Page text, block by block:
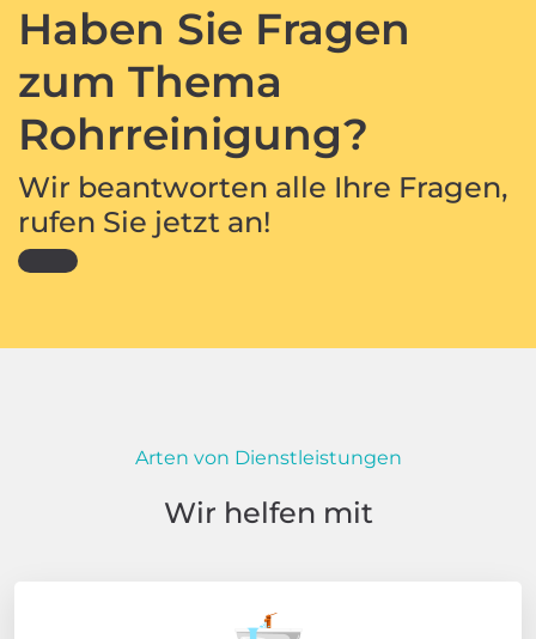
Haben Sie Fragen
zum Thema
Rohrreinigung?
Wir beantworten alle Ihre Fragen,
rufen Sie jetzt an!
Arten von Dienstleistungen
Wir helfen mit